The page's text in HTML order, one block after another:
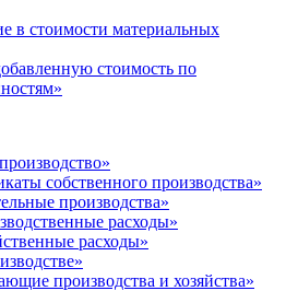
в стоимости материальных
стоимость по
собственного производства»
производства»
расходы»
расходы»
производства и хозяйства»